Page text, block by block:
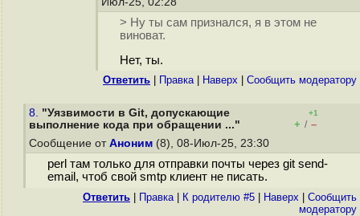
> Ну ты сам признался, я в этом не
виноват.
Нет, ты.
Ответить Правка| Наверх Cообщить модератору
8. "Уязвимости в Git, допускающие
выполнение кода при обращении ..."
+1
+ / –
Сообщение от Аноним (8), 08-Июл-25, 23:30
perl там только для отправки почты через git send-
email, чтоб свой smtp клиент не писать.
Ответить Правка| К родителю #5 Наверх
Cообщить
модератору